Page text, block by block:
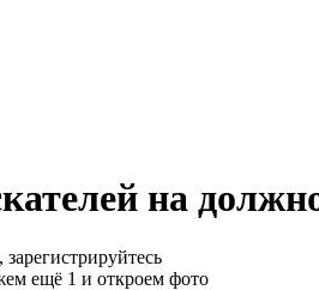
на
ещё 1 и откроем фото